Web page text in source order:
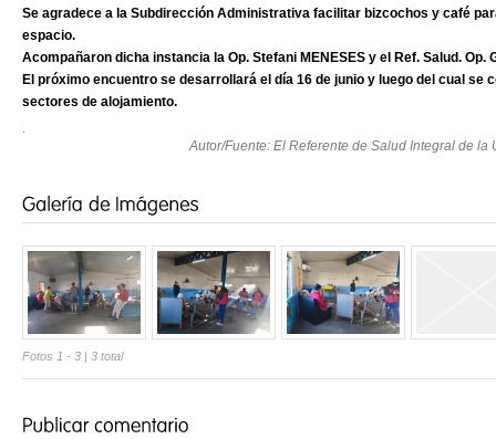
Se agradece a la Subdirección Administrativa facilitar bizcochos y café
espacio.
Acompañaron dicha instancia la Op. Stefani MENESES y el Ref. Salud. Op.
El próximo encuentro se desarrollará el día 16 de junio y luego del cual se
sectores de alojamiento.
Autor/Fuente: El Referente de Salud Integral de la
Fotos 1 - 3 | 3 total